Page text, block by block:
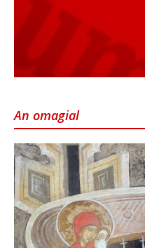
An omagial